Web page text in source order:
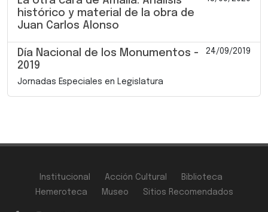
histórico y material de la obra de
Juan Carlos Alonso
Día Nacional de los Monumentos -
2019
24/09/2019
Jornadas Especiales en Legislatura
Institucional Acción Cultural
Biblioteca
Hemeroteca
Museo Sitios Recomendados